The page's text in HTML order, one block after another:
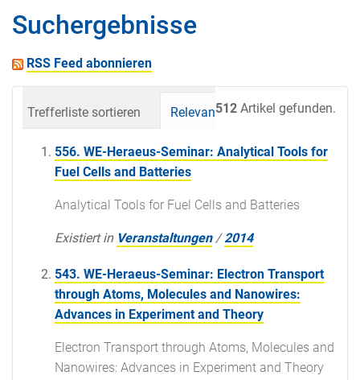
Suchergebnisse
RSS Feed abonnieren
512 Artikel gefunden.
Trefferliste sortieren Relevanz Datum
556. WE-Heraeus-Seminar: Analytical Tools for
Fuel Cells and Batteries
Analytical Tools for Fuel Cells and Batteries
Existiert in Veranstaltungen /2014
543. WE-Heraeus-Seminar: Electron Transport
through Atoms, Molecules and Nanowires:
Advances in Experiment and Theory
Electron Transport through Atoms, Molecules and
Nanowires: Advances in Experiment and Theory